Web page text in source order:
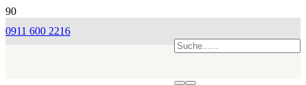
0911 600 2216